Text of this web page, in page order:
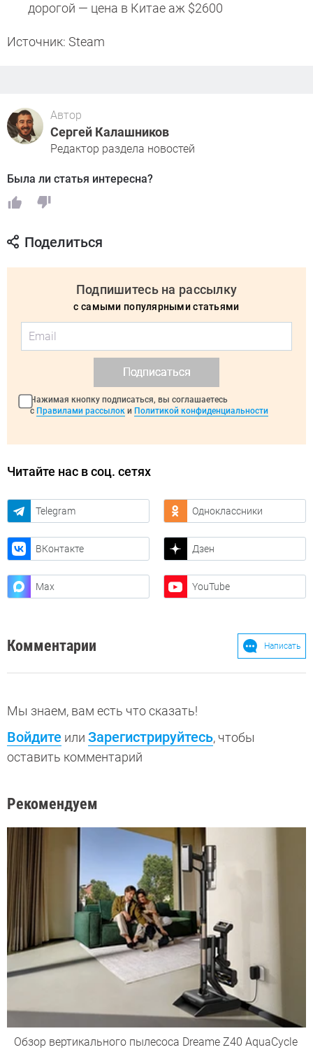
дорогой — цена в Китае аж $2600
Источник: Steam
Автор
Сергей Калашников
Редактор раздела новостей
Была ли статья интересна?
Поделиться
Подпишитесь на рассылку
с самыми популярными статьями
Подписаться
Нажимая кнопку подписаться, вы соглашаетесь
с Правилами рассылок и Политикой конфиденциальности
Читайте нас в соц. сетях
Telegram Одноклассники
ВКонтакте Дзен
Max YouTube
Комментарии Написать
Мы знаем, вам есть что сказать!
Войдите или Зарегистрируйтесь, чтобы
оставить комментарий
Рекомендуем
Обзор вертикального пылесоса Dreame Z40 AquaCycle